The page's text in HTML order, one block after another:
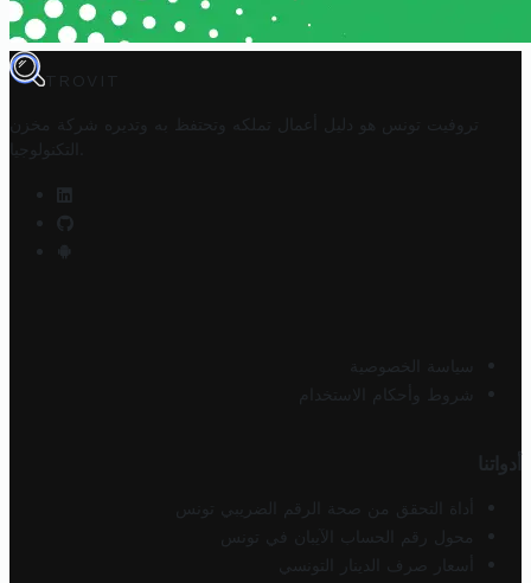
TROVIT
تروفيت تونس هو دليل أعمال تملكه وتحتفظ به وتديره
شركة مخزن
التكنولوجيا
سياسة الخصوصية
شروط وأحكام الاستخدام
أدواتنا
أداة التحقق من صحة الرقم الضريبي تونس
محول رقم الحساب الآيبان في تونس
أسعار صرف الدينار التونسي